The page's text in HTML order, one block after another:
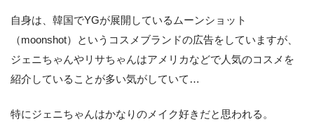
自身は、韓国でYGが展開しているムーンショット
（moonshot）というコスメブランドの広告をしていますが、
ジェニちゃんやリサちゃんはアメリカなどで人気のコスメを
紹介していることが多い気がしていて…
特にジェニちゃんはかなりのメイク好きだと思われる。